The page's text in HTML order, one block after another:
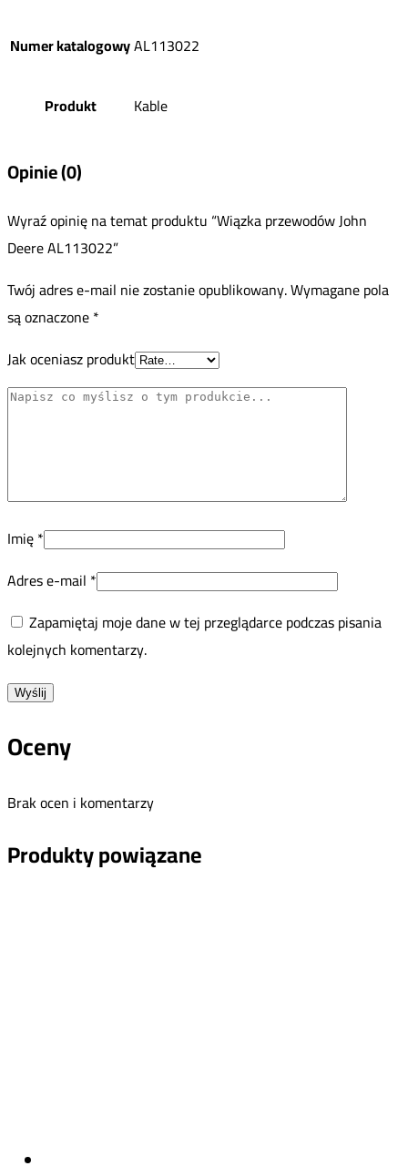
Numer katalogowyAL113022
Produkt Kable
Opinie (0)
Wyraź opinię na temat produktu “Wiązka przewodów John
Deere AL113022”
Twój adres e-mail nie zostanie opublikowany.Wymagane pola
są oznaczone*
Jak oceniasz produkt
Imię*
Adres e-mail *
Zapamiętaj moje dane w tej przeglądarce podczas pisania
kolejnych komentarzy.
Oceny
Brak ocen i komentarzy
Produkty powiązane